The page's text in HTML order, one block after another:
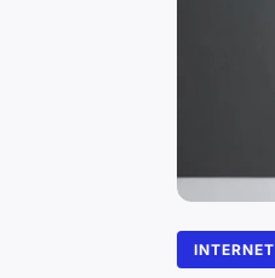
INTERNET